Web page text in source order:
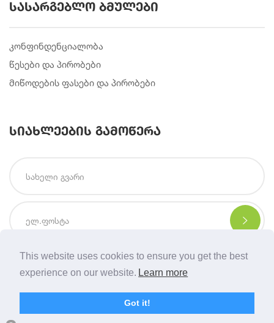
სასარგებლო ბმულები
კონფინდენციალობა
წესები და პირობები
მიწოდების ფასები და პირობები
სიახლეების გამოწერა
Copyright © 2021 | Created By
This website uses cookies to ensure you get the best
experience on our website. Learn more
Got it!